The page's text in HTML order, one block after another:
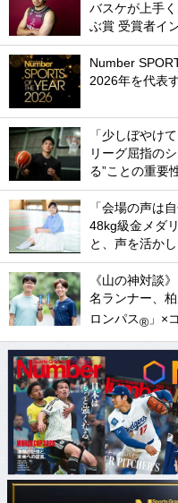
バスケが上手
ぶ賞 受賞者イ
Number
2026年を代表
「少しぼやけ
リーグ屈指の
る”ことの重要
「会場の声は
48kg級金メダ
と、声を活か
《山の神対談
名ランナー、
ロンパス® 」×